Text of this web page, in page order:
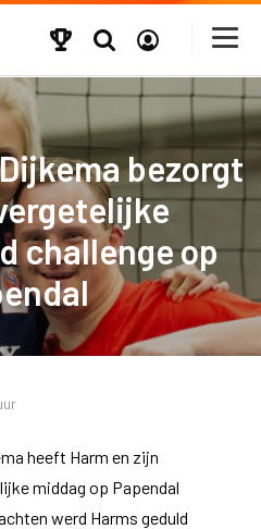
bezorgt
challenge op
heeft Harm en zijn
middag op Papendal
werd Harms geduld